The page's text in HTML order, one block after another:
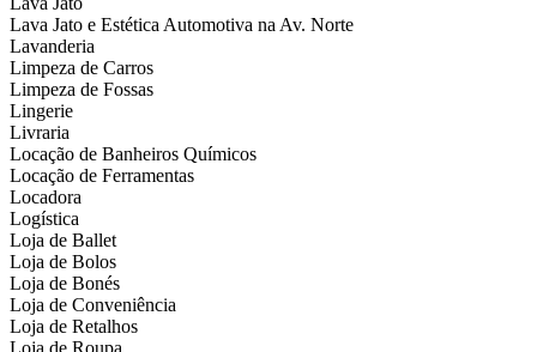
Lava Jato e Estética Automotiva na Av. Norte
Lavanderia
Limpeza de Carros
Limpeza de Fossas
Lingerie
Livraria
Locação de Banheiros Químicos
Locação de Ferramentas
Locadora
Logística
Loja de Ballet
Loja de Bolos
Loja de Bonés
Loja de Conveniência
Loja de Retalhos